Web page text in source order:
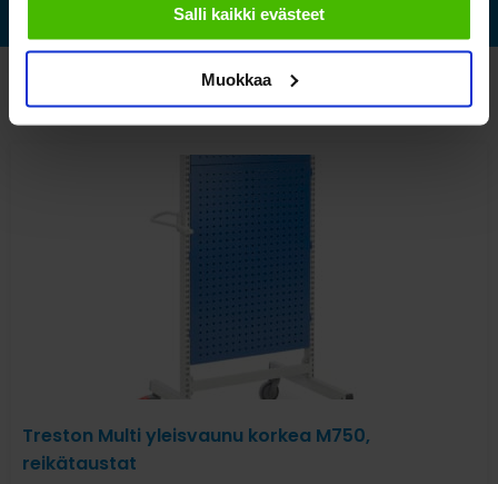
Salli kaikki evästeet
Muokkaa
Katso myös nämä
Treston Multi yleisvaunu korkea M750,
reikätaustat